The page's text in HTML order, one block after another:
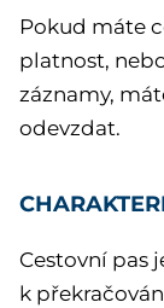
Pokud máte
platnost,
záznamy,
odevzdat.
Cestovní pas
k